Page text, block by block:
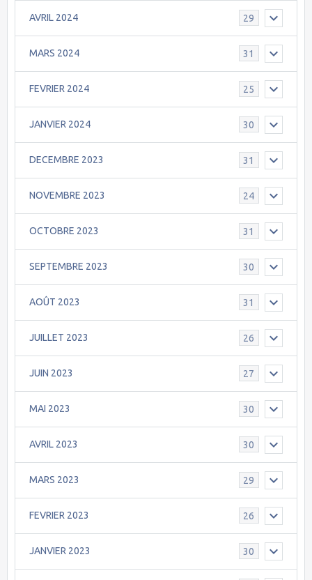
AVRIL 2024 29
MARS 2024 31
FEVRIER 2024 25
JANVIER 2024 30
DECEMBRE 2023 31
NOVEMBRE 2023 24
OCTOBRE 2023 31
SEPTEMBRE 2023 30
AOÛT 2023 31
JUILLET 2023 26
JUIN 2023 27
MAI 2023 30
AVRIL 2023 30
MARS 2023 29
FEVRIER 2023 26
JANVIER 2023 30